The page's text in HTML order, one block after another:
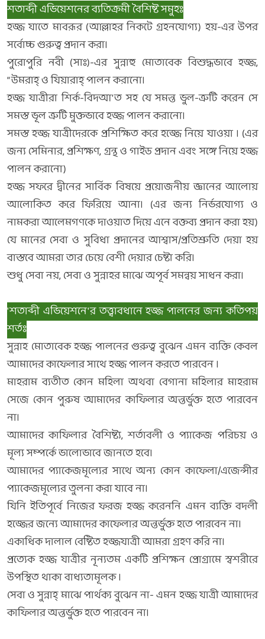
শতাব্দী এভিয়েশনের ব্যতিক্রমী বৈশিষ্ট সমুহঃ
হজ্জ যাতে মাবরূর (আল্লাহর নিকটে গ্রহনযোগ্য) হয়-এর উপর
সর্বোচ্চ গুরুত্ব প্রদান করা।
পুরোপুরি নবী (সাঃ)-এর সুন্নাহু মোতাবেক বিশুদ্ধভাবে হজ্জ,
“উমরাহ্‌ ও যিয়ারাহ্‌ পালন করানো।
হজ্জ যাত্রীরা শির্ক-বিদআ'ত সহ যে সমন্ত ভুল-ত্রুটি করেন সে
সমস্ত ভূল ত্রুটি মুক্তভাবে হজ্জ পালন করানো।
সমস্ত হজ্জ যাত্রীদেরকে প্রশিক্ষিত করে হজ্জে নিয়ে যাওয়া । (এর
জন্য সেমিনার, প্রশিক্ষণ, গ্রন্থ ও গাইড প্রদান এবং সঙ্গে নিয়ে হজ্জ
পালন করানো)
হজ্জ সফরে দ্বীনের সার্বিক বিষয়ে প্রয়োজনীয় জ্ঞানের আলোয়
আলোকিত করে ফিরিয়ে আনা। (এর জন্য নির্ভরযোগ্য ও
নামকরা আলেমগণকে দাওয়াত দিয়ে এনে বক্তব্য প্রদান করা হয়)
যে মানের সেবা ও সুবিধা প্রদানের আশ্বাস/প্রতিশ্রুতি দেয়া হয়
বাস্তবে আমরা তার চেয়ে বেশী দেয়ার চেষ্টা করি।
শুধু সেবা নয়, সেবা ও সুন্নাহর মাঝে অপূর্ব সমন্বয় সাধন করা।
'শতাব্দী এভিয়েশনে'র তত্ত্বাবধানে হজ্জ পালনের জন্য কতিপয়
শর্তঃ
সুন্নাহ মোতাবেক হজ্জ পালনের গুরুত্ব বুঝেন এমন ব্যক্তি কেবল
আমাদের কাফেলার সাথে হজ্জ পালন করতে পারবেন ।
মাহরাম ব্যতীত কোন মহিলা অথবা বেগানা মহিলার মাহরাম
সেজে কোন পুরুষ আমাদের কাফিলার অন্তর্ভুক্ত হতে পারবেন
না।
আমাদের কাফিলার বৈশিষ্ট্য, শর্তাবলী ও প্যাকেজ পরিচয় ও
মূল্য সম্পর্কে ভালোভাবে জানতে হবে।
আমাদের প্যাকেজমূল্যের সাথে অন্য কোন কাফেলা/এজেন্সীর
প্যাকেজমূল্যের তুলনা করা যাবে না।
যিনি ইতিপূর্বে নিজের ফরজ হজ্জ করেননি এমন ব্যক্তি বদলী
হজ্জের জন্যে আমাদের কাফেলার অন্তর্ভুক্ত হতে পারবেন না।
একাধিক দালাল বেষ্টিত হজ্জযাত্রী আমরা গ্রহণ করি না।
প্রত্যেক হজ্জ যাত্রীর নূন্যতম একটি প্রশিক্ষন প্রোগ্রামে স্বশরীরে
উপস্থিত থাকা বাধ্যতামূলক ।
সেবা ও সুন্নাহ্‌ মাঝে পার্থক্য বুঝেন না- এমন হজ্জ যাত্রী আমাদের
কাফিলার অন্তর্ভুক্ত হতে পারবেন না।